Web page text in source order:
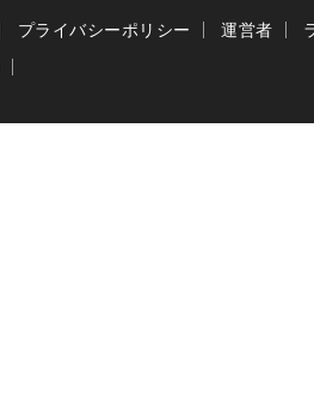
プライバシーポリシー 運営者